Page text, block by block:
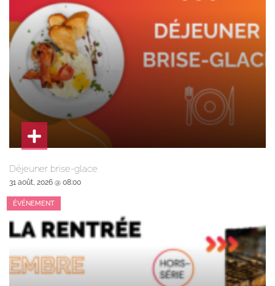
Déjeuner brise-glace
31 août, 2026 @ 08:00
ÉVÉNEMENT